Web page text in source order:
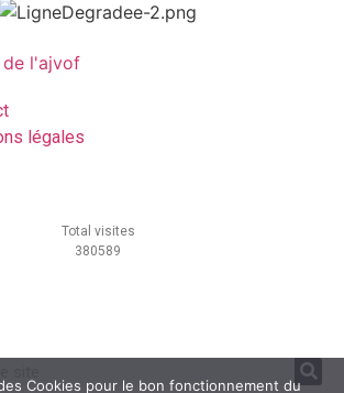
légales
Total visites
380589
Cookies pour le bon fonctionnement du